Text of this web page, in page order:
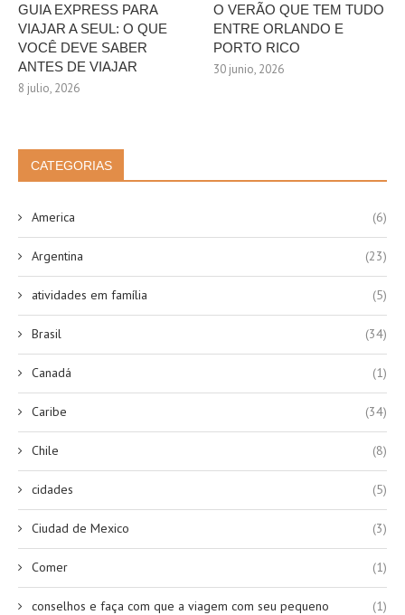
GUIA EXPRESS PARA
VIAJAR A SEUL: O QUE
VOCÊ DEVE SABER
ANTES DE VIAJAR
8 julio, 2026
O VERÃO QUE TEM TUDO
ENTRE ORLANDO E
PORTO RICO
30 junio, 2026
CATEGORIAS
America (6)
Argentina (23)
atividades em família (5)
Brasil (34)
Canadá (1)
Caribe (34)
Chile (8)
cidades (5)
Ciudad de Mexico (3)
Comer (1)
conselhos e faça com que a viagem com seu pequeno (1)